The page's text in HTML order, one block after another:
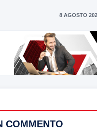
8 AGOSTO
COMMENTO